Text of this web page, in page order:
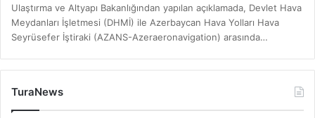
Ulaştırma ve Altyapı Bakanlığından yapılan açıklamada, Devlet Hava
Meydanları İşletmesi (DHMİ) ile Azerbaycan Hava Yolları Hava
Seyrüsefer İştiraki (AZANS-Azeraeronavigation) arasında…
TuraNews